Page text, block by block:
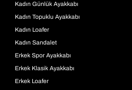
Kadın Günlük Ayakkabı
Kadın Topuklu Ayakkabı
Kadın Loafer
Kadın Sandalet
Erkek Spor Ayakkabı
Erkek Klasik Ayakkabı
Erkek Loafer